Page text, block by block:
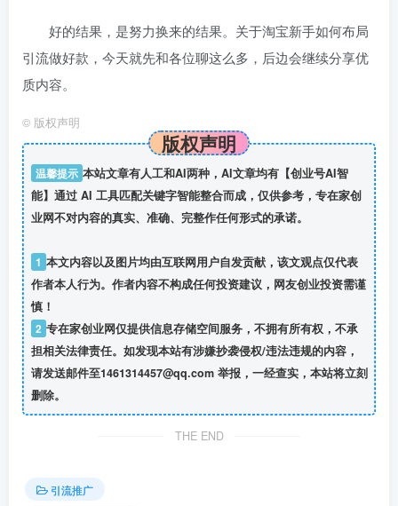
好的结果，是努力换来的结果。关于淘宝新手如何布局
引流做好款，今天就先和各位聊这么多，后边会继续分享优
质内容。
© 版权声明
版权声明
温馨提示 本站文章有人工和AI两种，AI文章均有【创业号AI智
能】通过 AI 工具匹配关键字智能整合而成，仅供参考，专在家创
业网不对内容的真实、准确、完整作任何形式的承诺。
1 本文内容以及图片均由互联网用户自发贡献，该文观点仅代表
作者本人行为。作者内容不构成任何投资建议，网友创业投资需谨
慎！
2 专在家创业网仅提供信息存储空间服务，不拥有所有权，不承
担相关法律责任。如发现本站有涉嫌抄袭侵权/违法违规的内容，
请发送邮件至1461314457@qq.com 举报，一经查实，本站将立刻
删除。
THE END
引流推广